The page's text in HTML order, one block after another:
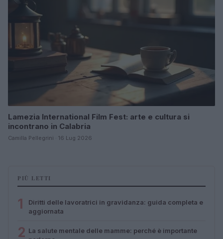
Lamezia International Film Fest: arte e cultura si
incontrano in Calabria
Camilla Pellegrini · 16 Lug 2026
PIÙ LETTI
1
Diritti delle lavoratrici in gravidanza: guida completa e
aggiornata
2 La salute mentale delle mamme: perché è importante